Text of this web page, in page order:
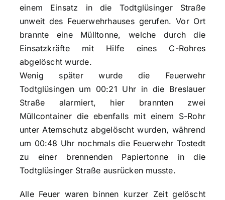
einem Einsatz in die Todtglüsinger Straße
unweit des Feuerwehrhauses gerufen. Vor Ort
brannte eine Mülltonne, welche durch die
Einsatzkräfte mit Hilfe eines C-Rohres
abgelöscht wurde.
Wenig später wurde die Feuerwehr
Todtglüsingen um 00:21 Uhr in die Breslauer
Straße alarmiert, hier brannten zwei
Müllcontainer die ebenfalls mit einem S-Rohr
unter Atemschutz abgelöscht wurden, während
um 00:48 Uhr nochmals die Feuerwehr Tostedt
zu einer brennenden Papiertonne in die
Todtglüsinger Straße ausrücken musste.
Alle Feuer waren binnen kurzer Zeit gelöscht